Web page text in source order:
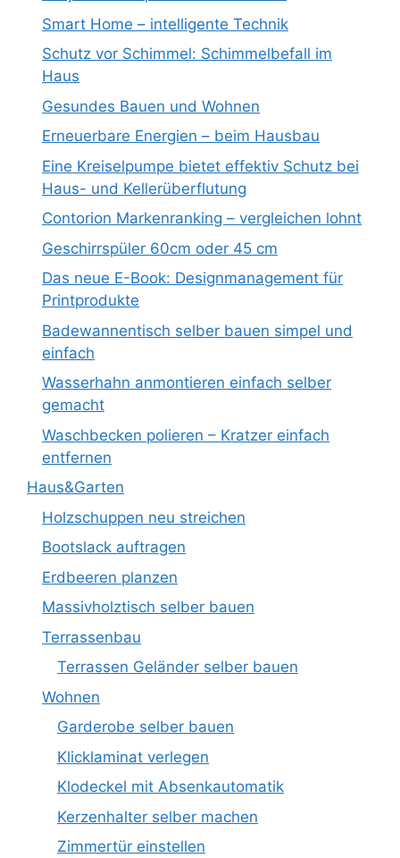
Smart Home – intelligente Technik
Schutz vor Schimmel: Schimmelbefall im
Haus
Gesundes Bauen und Wohnen
Erneuerbare Energien – beim Hausbau
Eine Kreiselpumpe bietet effektiv Schutz bei
Haus- und Kellerüberflutung
Contorion Markenranking – vergleichen lohnt
Geschirrspüler 60cm oder 45 cm
Das neue E-Book: Designmanagement für
Printprodukte
Badewannentisch selber bauen simpel und
einfach
Wasserhahn anmontieren einfach selber
gemacht
Waschbecken polieren – Kratzer einfach
entfernen
Haus&Garten
Holzschuppen neu streichen
Bootslack auftragen
Erdbeeren planzen
Massivholztisch selber bauen
Terrassenbau
Terrassen Geländer selber bauen
Wohnen
Garderobe selber bauen
Klicklaminat verlegen
Klodeckel mit Absenkautomatik
Kerzenhalter selber machen
Zimmertür einstellen